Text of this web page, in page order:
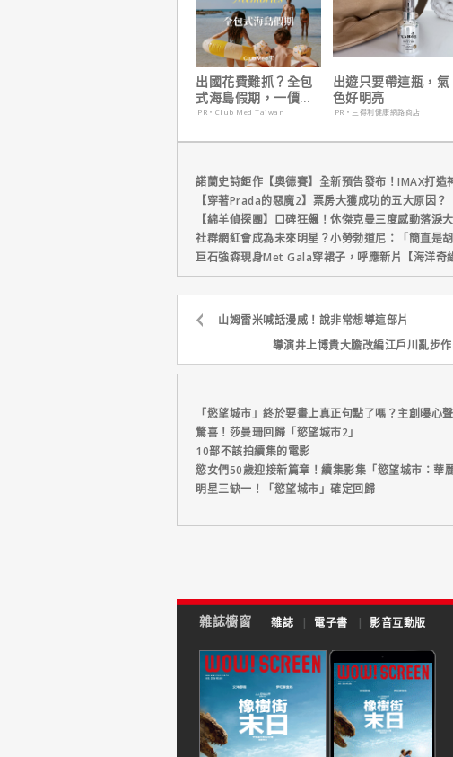
出國花費難抓？全包
式海島假期，一價搞
定食宿玩樂，省錢更
PR・Club Med Taiwan
出遊只要帶這瓶，氣
色好明亮
PR・三得利健康網路商店
諾蘭史詩鉅作【奧德賽】全新預告發布！IMAX打造
【穿著Prada的惡魔2】票房大獲成功的五大原因？
【綿羊偵探團】口碑狂飆！休傑克曼三度感動落淚
社群網紅會成為未來明星？小勞勃道尼：「簡直是胡
巨石強森現身Met Gala穿裙子，呼應新片【海洋奇
山姆雷米喊話漫威！說非常想導這部片
導演井上博貴大膽改編江戶川亂步
「慾望城市」終於要畫上真正句點了嗎？主創曝心
驚喜！莎曼珊回歸「慾望城市2」
10部不該拍續集的電影
慾女們50歲迎接新篇章！續集影集「慾望城市：華
明星三缺一！「慾望城市」確定回歸
雜誌櫥窗 雜誌 | 電子書 | 影音互動版